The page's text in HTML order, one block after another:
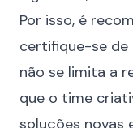
Por isso, é
certifique-se de
não se limita a
que o time
soluções novas